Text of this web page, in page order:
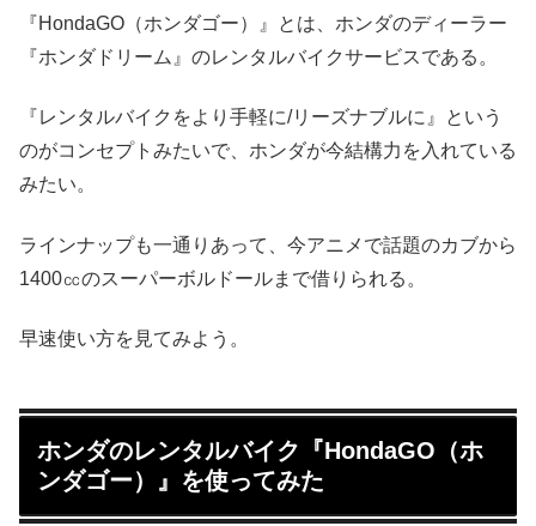
『HondaGO（ホンダゴー）』とは、ホンダのディーラー
『ホンダドリーム』のレンタルバイクサービスである。
『レンタルバイクをより手軽に/リーズナブルに』という
のがコンセプトみたいで、ホンダが今結構力を入れている
みたい。
ラインナップも一通りあって、今アニメで話題のカブから
1400㏄のスーパーボルドールまで借りられる。
早速使い方を見てみよう。
ホンダのレンタルバイク『HondaGO（ホ
ンダゴー）』を使ってみた